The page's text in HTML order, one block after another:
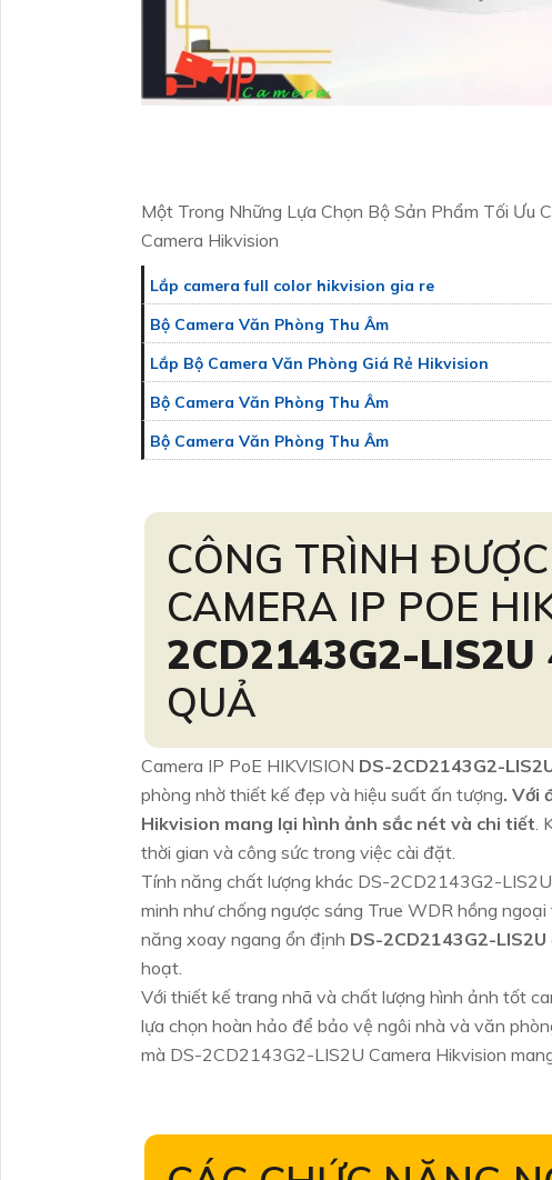
Một Trong Những Lựa Chọn Bộ Sản Phẩm Tối Ưu
Camera Hikvision
Lắp camera full color hikvision gia re
Bộ Camera Văn Phòng Thu Âm
Lắp Bộ Camera Văn Phòng Giá Rẻ Hikvision
Bộ Camera Văn Phòng Thu Âm
Bộ Camera Văn Phòng Thu Âm
CÔNG TRÌNH
CAMERA IP POE
2CD2143G2-LIS2U
QUẢ
Camera IP PoE HIKVISION DS-2CD2143G2-
phòng nhờ thiết kế đẹp và hiệu suất ấn tượng. Với
Hikvision mang lại hình ảnh sắc nét và chi tiết.
thời gian và công sức trong việc cài đặt.
Tính năng chất lượng khác DS-2CD2143G2-
minh như chống ngược sáng True WDR hồng
năng xoay ngang ổn định DS-2CD2143G2-LIS2U
hoạt.
Với thiết kế trang nhã và chất lượng hình ảnh tốt
lựa chọn hoàn hảo để bảo vệ ngôi nhà và văn
mà DS-2CD2143G2-LIS2U Camera Hikvision